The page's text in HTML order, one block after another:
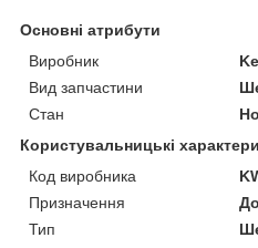
Основні атрибути
Виробник
Вид запчастини
Стан
Користувальницькі
Код виробника
Призначення
Тип